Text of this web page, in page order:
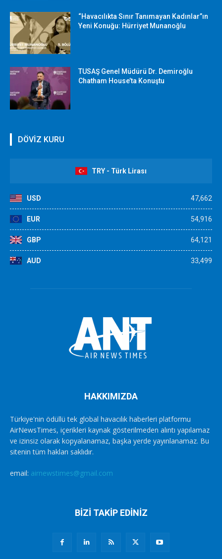
“Havacılıkta Sınır Tanımayan Kadınlar”ın
Yeni Konuğu: Hürriyet Munanoğlu
TUSAŞ Genel Müdürü Dr. Demiroğlu
Chatham House’ta Konuştu
DÖVİZ KURU
TRY - Türk Lirası
USD 47,662
EUR 54,916
GBP 64,121
AUD 33,499
HAKKIMIZDA
Türkiye'nin ödüllü tek global havacılık haberleri platformu
AirNewsTimes, içerikleri kaynak gösterilmeden alıntı yapılamaz
ve izinsiz olarak kopyalanamaz, başka yerde yayınlanamaz. Bu
sitenin tüm hakları saklıdır.
email: airnewstimes@gmail.com
BİZİ TAKİP EDİNİZ